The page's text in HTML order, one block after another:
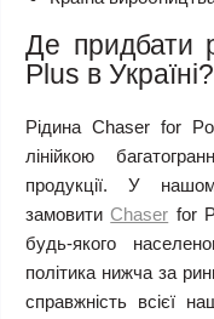
Де придбати
Plus в Україні?
Рідина Chaser for
лінійкою
продукції. У
замовитиChaser for
будь-якого
політика нижча за
справжність всієї